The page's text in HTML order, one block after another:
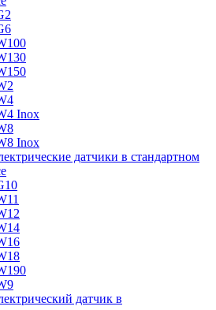
Inox
Inox
датчики в стандартном
датчик в